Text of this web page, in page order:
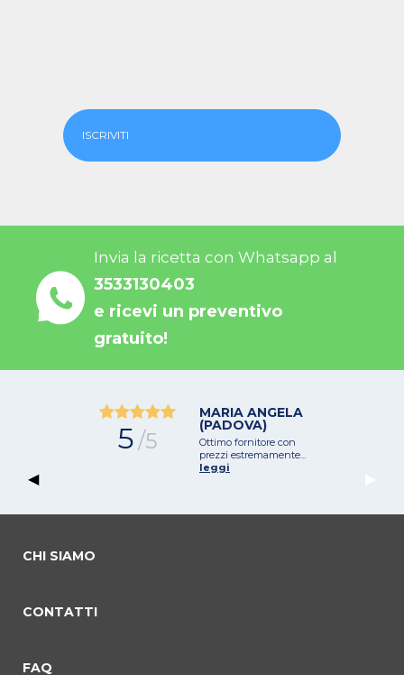
ISCRIVITI
Invia la ricetta con Whatsapp al
3533130403
e ricevi un preventivo
gratuito!
Previous Slide
◀︎
5/5
MARIA ANGELA
(PADOVA)
Ottimo fornitore con
prezzi estremamente...
leggi
CHI SIAMO
CONTATTI
FAQ